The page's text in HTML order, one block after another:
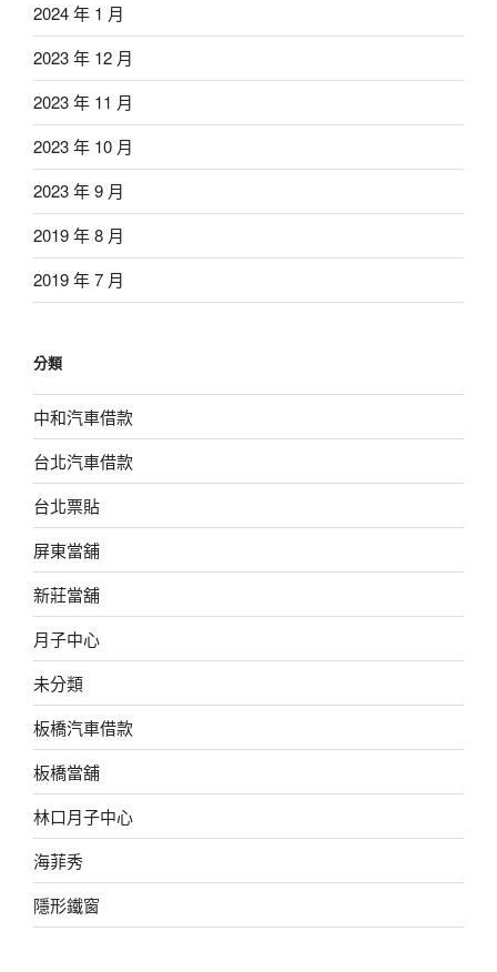
2024 年 1 月
2023 年 12 月
2023 年 11 月
2023 年 10 月
2023 年 9 月
2019 年 8 月
2019 年 7 月
分類
中和汽車借款
台北汽車借款
台北票貼
屏東當舖
新莊當舖
月子中心
未分類
板橋汽車借款
板橋當舖
林口月子中心
海菲秀
隱形鐵窗